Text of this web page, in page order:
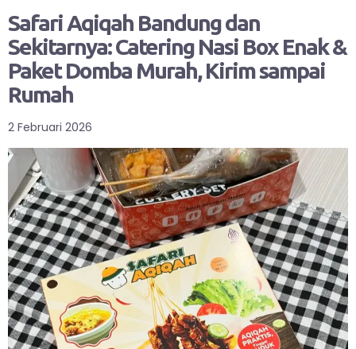
Safari Aqiqah Bandung dan
Sekitarnya: Catering Nasi Box Enak &
Paket Domba Murah, Kirim sampai
Rumah
2 Februari 2026